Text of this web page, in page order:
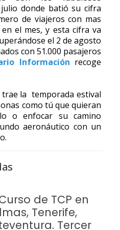
donde batió su cifra
de viajeros con mas
el mes, y esta cifra va
el 2 de agosto
con 51.000 pasajeros
Información recoge
trae la temporada estival
como tú que quieran
o enfocar su camino
aeronáutico con un
de TCP en
Tenerife,
Tercer